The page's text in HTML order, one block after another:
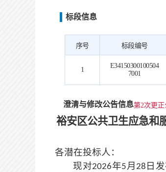
标段信息
序号 标段编号
1
E34150300100504
7001
澄清与修改公告信息第2次更正
裕安区公共卫生应急和
各潜在投标人：
现对2026年5 月 28 日